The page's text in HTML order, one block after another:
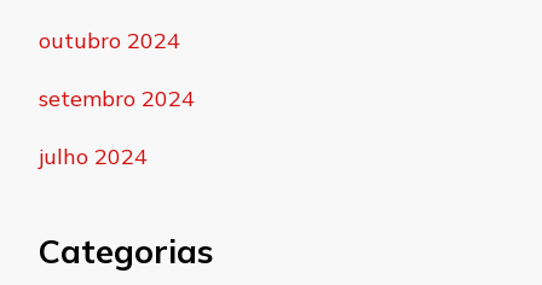
outubro 2024
setembro 2024
julho 2024
Categorias